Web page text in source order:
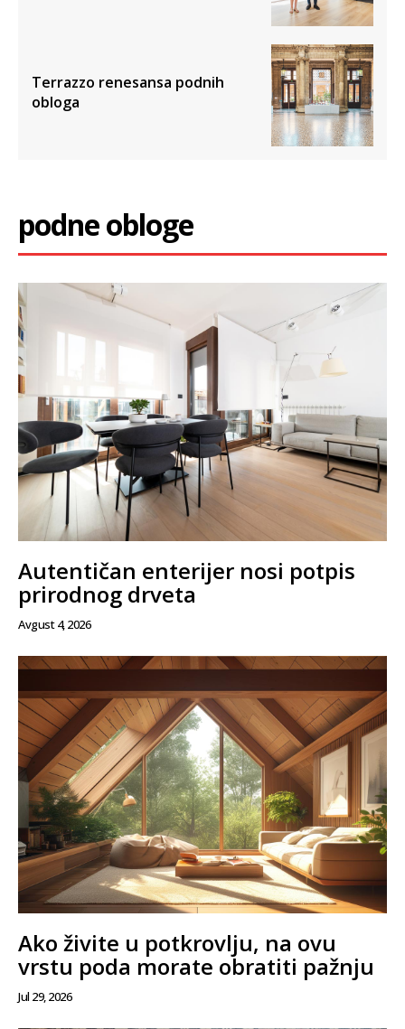
Terrazzo renesansa podnih
obloga
podne obloge
Autentičan enterijer nosi potpis
prirodnog drveta
Avgust 4, 2026
Ako živite u potkrovlju, na ovu
vrstu poda morate obratiti pažnju
Jul 29, 2026